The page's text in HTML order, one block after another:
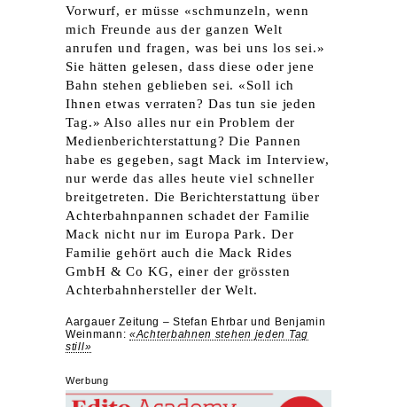
Vorwurf, er müsse «schmunzeln, wenn
mich Freunde aus der ganzen Welt
anrufen und fragen, was bei uns los sei.»
Sie hätten gelesen, dass diese oder jene
Bahn stehen geblieben sei. «Soll ich
Ihnen etwas verraten? Das tun sie jeden
Tag.» Also alles nur ein Problem der
Medienberichterstattung? Die Pannen
habe es gegeben, sagt Mack im Interview,
nur werde das alles heute viel schneller
breitgetreten. Die Berichterstattung über
Achterbahnpannen schadet der Familie
Mack nicht nur im Europa Park. Der
Familie gehört auch die Mack Rides
GmbH & Co KG, einer der grössten
Achterbahnhersteller der Welt.
Aargauer Zeitung – Stefan Ehrbar und Benjamin
Weinmann: «Achterbahnen stehen jeden Tag
still»
Werbung